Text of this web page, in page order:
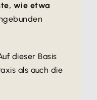
wie etwa
dieser Basis
als auch die